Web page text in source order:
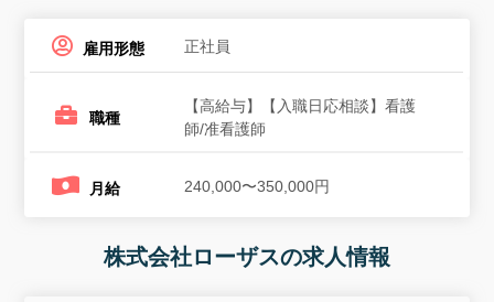
雇用形態 正社員
職種
【高給与】【入職日応相談】看護
師/准看護師
月給 240,000〜350,000円
株式会社ローザスの求人情報